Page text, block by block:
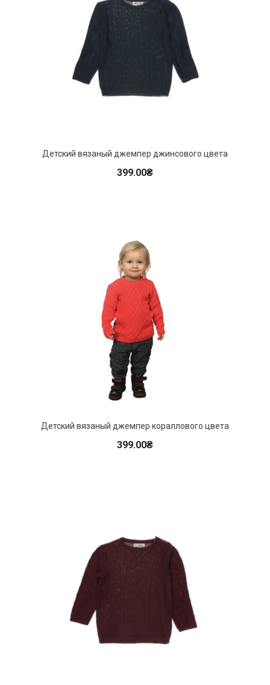
Детский вязаный джемпер джинсового цвета
399.00₴
Детский вязаный джемпер кораллового цвета
399.00₴